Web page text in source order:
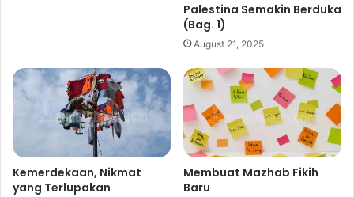
Palestina Semakin Berduka
(Bag. 1)
August 21, 2025
Kemerdekaan, Nikmat
yang Terlupakan
Membuat Mazhab Fikih
Baru